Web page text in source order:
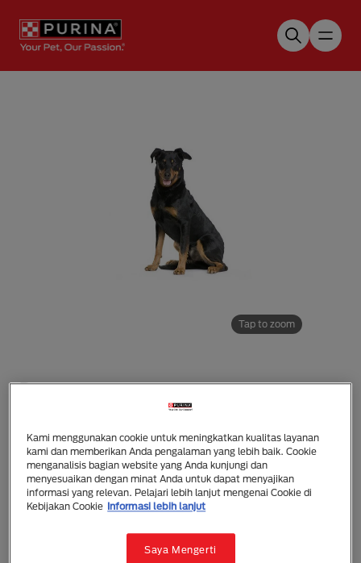
Tap to zoom
Beauceron
ini memiliki berat sekitar 30-38.5kg saat dewasa.
Anjing dewasa tingginya 65-70cm dan betina sekitar
68cm. Rambut pendek berwarna hitam dengan tanda
cokelat tertentu, atau tiga warna (abu-abu dan hitam
dengan tanda cokelat).
Yang perlu diketahui
Kami menggunakan cookie untuk meningkatkan kualitas layanan
kami dan memberikan Anda pengalaman yang lebih baik. Cookie
menganalisis bagian website yang Anda kunjungi dan
menyesuaikan dengan minat Anda untuk dapat menyajikan
informasi yang relevan. Pelajari lebih lanjut mengenai Cookie di
Kebijakan Cookie
Informasi lebih lanjut
Saya Mengerti